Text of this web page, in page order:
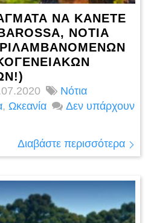
ΝΑ ΚΆΝΕΤΕ
ΝΌΤΙΑ
Νότια
, Ωκεανία
Δεν υπάρχουν
Διαβάστε περισσότερα